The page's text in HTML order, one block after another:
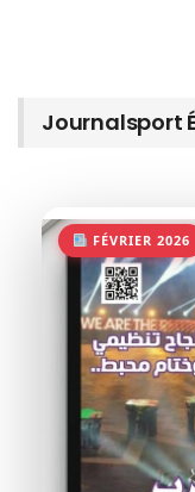
Journalsport
FÉVRIER 2026